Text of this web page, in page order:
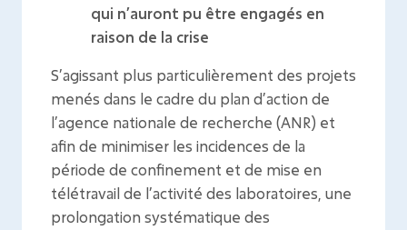
qui n’auront pu être engagés en
raison de la crise
S’agissant plus particulièrement des projets
menés dans le cadre du plan d’action de
l’agence nationale de recherche (ANR) et
afin de minimiser les incidences de la
période de confinement et de mise en
télétravail de l’activité des laboratoires, une
prolongation systématique des